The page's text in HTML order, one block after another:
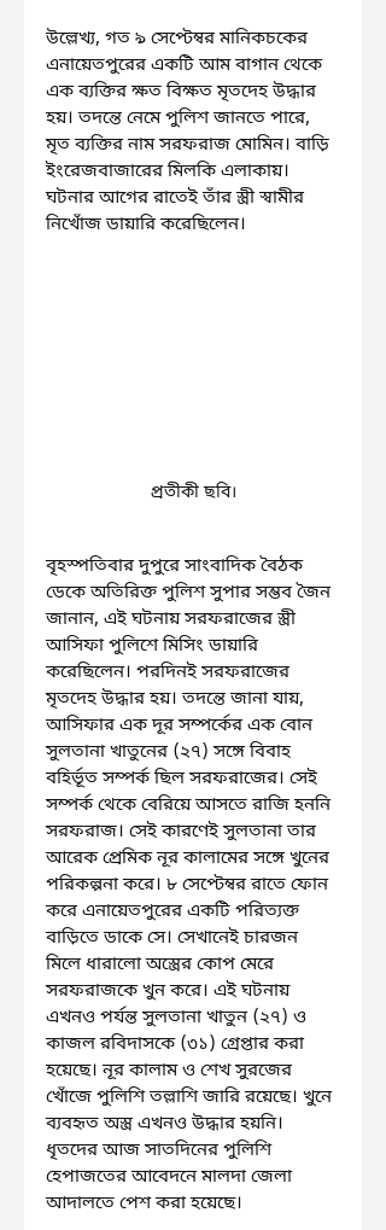
উল্লেখ্য, গত ৯ সেপ্টেম্বর মানিকচকের
এনায়েতপুরের একটি আম বাগান থেকে
এক ব্যক্তির ক্ষত বিক্ষত মৃতদেহ উদ্ধার
হয়। তদন্তে নেমে পুলিশ জানতে পারে,
মৃত ব্যক্তির নাম সরফরাজ মোমিন। বাড়ি
ইংরেজবাজারের মিলকি এলাকায়।
ঘটনার আগের রাতেই তাঁর স্ত্রী স্বামীর
নিখোঁজ ডায়ারি করেছিলেন।
প্রতীকী ছবি।
বৃহস্পতিবার দুপুরে সাংবাদিক বৈঠক
ডেকে অতিরিক্ত পুলিশ সুপার সম্ভব জৈন
জানান, এই ঘটনায় সরফরাজের স্ত্রী
আসিফা পুলিশে মিসিং ডায়ারি
করেছিলেন। পরদিনই সরফরাজের
মৃতদেহ উদ্ধার হয়। তদন্তে জানা যায়,
আসিফার এক দূর সম্পর্কের এক বোন
সুলতানা খাতুনের (২৭) সঙ্গে বিবাহ
বহির্ভূত সম্পর্ক ছিল সরফরাজের। সেই
সম্পর্ক থেকে বেরিয়ে আসতে রাজি হননি
সরফরাজ। সেই কারণেই সুলতানা তার
আরেক প্রেমিক নূর কালামের সঙ্গে খুনের
পরিকল্পনা করে। ৮ সেপ্টেম্বর রাতে ফোন
করে এনায়েতপুরের একটি পরিত্যক্ত
বাড়িতে ডাকে সে। সেখানেই চারজন
মিলে ধারালো অস্ত্রের কোপ মেরে
সরফরাজকে খুন করে। এই ঘটনায়
এখনও পর্যন্ত সুলতানা খাতুন (২৭) ও
কাজল রবিদাসকে (৩১) গ্রেপ্তার করা
হয়েছে। নূর কালাম ও শেখ সুরজের
খোঁজে পুলিশি তল্লাশি জারি রয়েছে। খুনে
ব্যবহৃত অস্ত্র এখনও উদ্ধার হয়নি।
ধৃতদের আজ সাতদিনের পুলিশি
হেপাজতের আবেদনে মালদা জেলা
আদালতে পেশ করা হয়েছে।